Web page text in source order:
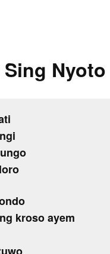
Nyoto
kroso ayem